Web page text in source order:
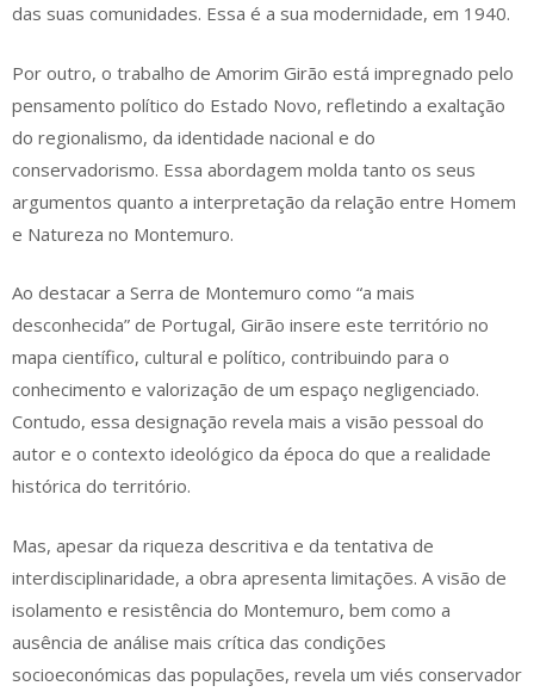
das suas comunidades. Essa é a sua modernidade, em 1940.
Por outro, o trabalho de Amorim Girão está impregnado pelo
pensamento político do Estado Novo, refletindo a exaltação
do regionalismo, da identidade nacional e do
conservadorismo. Essa abordagem molda tanto os seus
argumentos quanto a interpretação da relação entre Homem
e Natureza no Montemuro.
Ao destacar a Serra de Montemuro como “a mais
desconhecida” de Portugal, Girão insere este território no
mapa científico, cultural e político, contribuindo para o
conhecimento e valorização de um espaço negligenciado.
Contudo, essa designação revela mais a visão pessoal do
autor e o contexto ideológico da época do que a realidade
histórica do território.
Mas, apesar da riqueza descritiva e da tentativa de
interdisciplinaridade, a obra apresenta limitações. A visão de
isolamento e resistência do Montemuro, bem como a
ausência de análise mais crítica das condições
socioeconómicas das populações, revela um viés conservador